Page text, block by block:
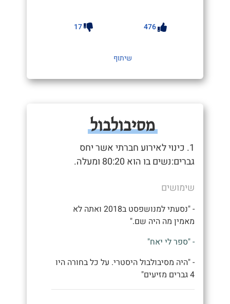
476
17
שיתוף
מסיבולבול
1. כינוי לאירוע חברתי אשר יחס
גברים:נשים בו הוא 80:20 ומעלה.
שימושים
- "נסעתי למנושפסט ב2018 ואתה לא
מאמין מה היה שם."
- "ספר לי יאח"
- "היה מסיבולבול היסטרי. על כל בחורה היו
4 גברים מזיעים"